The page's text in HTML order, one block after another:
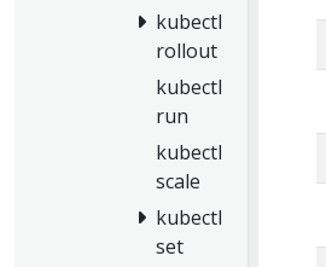
kubectl
rollout
kubectl
run
kubectl
scale
kubectl
set